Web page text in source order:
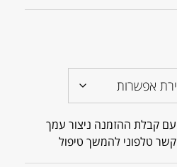
עם קבלת ההזמנה ניצור עמך
קשר טלפוני להמשך טיפול